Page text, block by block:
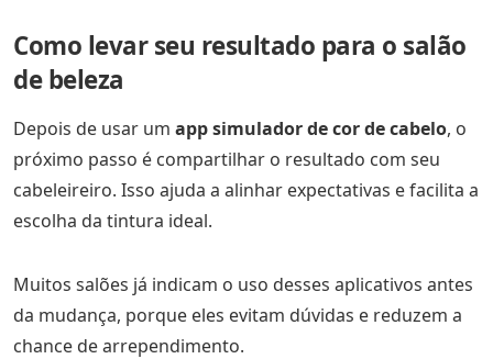
Como levar seu resultado para o salão
de beleza
Depois de usar um app simulador de cor de cabelo, o
próximo passo é compartilhar o resultado com seu
cabeleireiro. Isso ajuda a alinhar expectativas e facilita a
escolha da tintura ideal.
Muitos salões já indicam o uso desses aplicativos antes
da mudança, porque eles evitam dúvidas e reduzem a
chance de arrependimento.